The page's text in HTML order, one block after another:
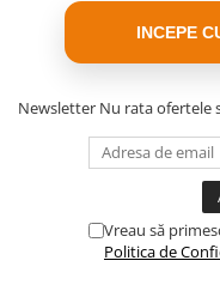
INCEPE
Newsletter Nu rata ofertele
Vreau să
Politica de